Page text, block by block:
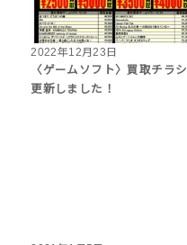
2022年12月23日
〈ゲームソフト〉買取チラシ
更新しました！